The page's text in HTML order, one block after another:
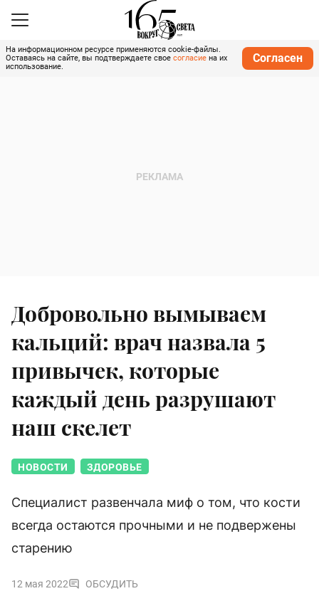
На информационном ресурсе применяются cookie-файлы.
Оставаясь на сайте, вы подтверждаете свое согласие на их
использование.
Согласен
Добровольно вымываем
кальций: врач назвала 5
привычек, которые
каждый день разрушают
наш скелет
НОВОСТИ ЗДОРОВЬЕ
Специалист развенчала миф о том, что кости
всегда остаются прочными и не подвержены
старению
12 мая 2022 ОБСУДИТЬ